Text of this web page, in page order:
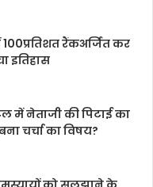
रैंकअर्जित कर
इतिहास
में नेताजी की पिटाई का
चर्चा का विषय?